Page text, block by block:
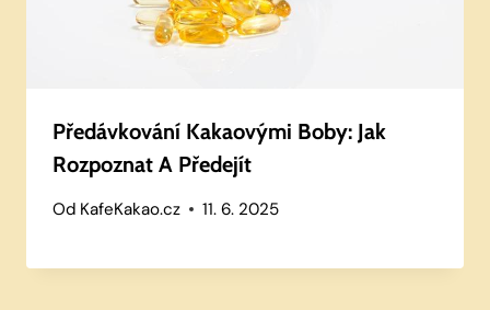
Předávkování Kakaovými Boby: Jak
Rozpoznat A Předejít
Od KafeKakao.cz 11. 6. 2025